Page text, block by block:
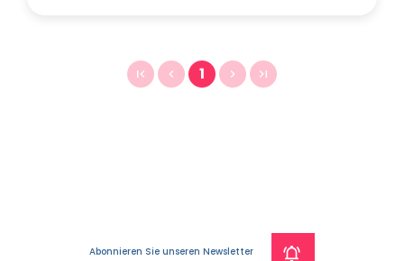
1
Abonnieren Sie unseren Newsletter